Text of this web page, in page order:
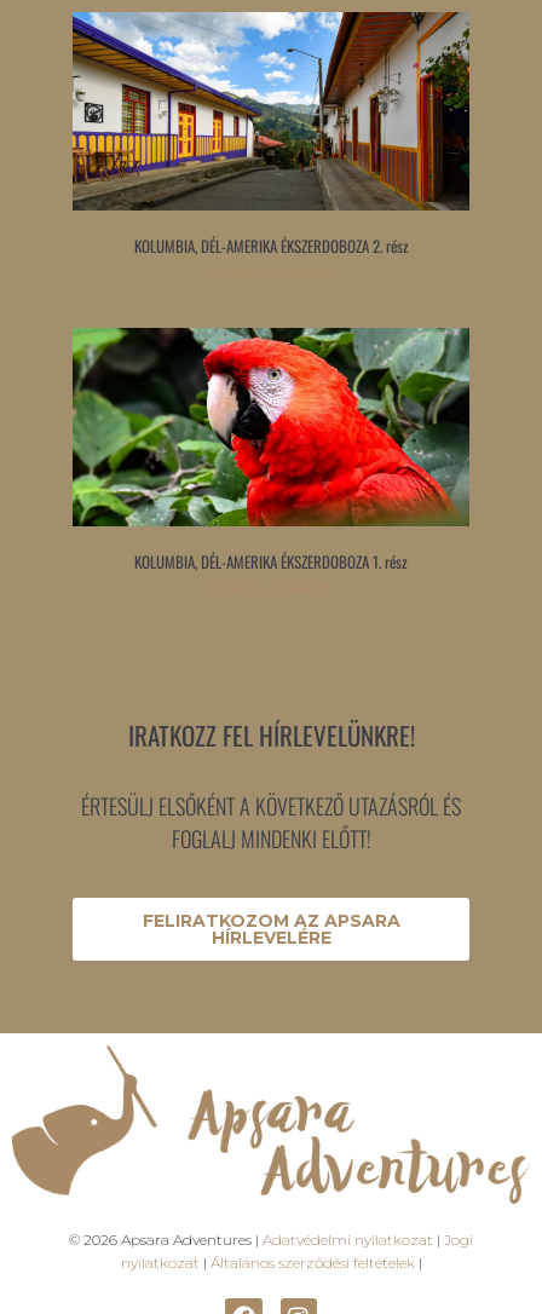
KOLUMBIA, DÉL-AMERIKA ÉKSZERDOBOZA 2. rész
KOLUMBIA, DÉL-AMERIKA ÉKSZERDOBOZA 1. rész
IRATKOZZ FEL HÍRLEVELÜNKRE!
ÉRTESÜLJ ELSŐKÉNT A KÖVETKEZŐ UTAZÁSRÓL ÉS
FOGLALJ MINDENKI ELŐTT!
FELIRATKOZOM AZ APSARA
HÍRLEVELÉRE
© 2026 Apsara Adventures | Adatvédelmi nyilatkozat | Jogi
nyilatkozat | Általános szerződési feltételek |